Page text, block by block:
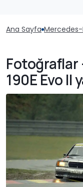
Ana Sayfa Mercedes-
Fotoğraflar
190E Evo II